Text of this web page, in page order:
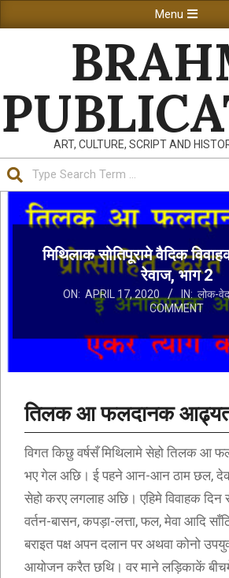
to
Navigation
Menu
ART, CULTURE, SCRIPT AND
मिथिलाक सोतिपूरामे वैदिक
रेवाज, भाग 2
ON: APRIL 17, 2020 IN: लोक-वेद
COMMENT
तिलक आ फलदानक
विगत किछु वर्षसँ मिथिलामे सेहो तिलक आ
भए गेल अछि। ई पहने आन-आन ठाम छल,
सेहो करए लगलाह अछि। एहिमे विवाहक
वर्तन-बासन, कपड़ा-लत्ता, फल, मेवा आदि
बराइत पक्ष अपन दलान पर अथवा कोनो
आयोजन करैत छथि। वर माने लड़िकाकें